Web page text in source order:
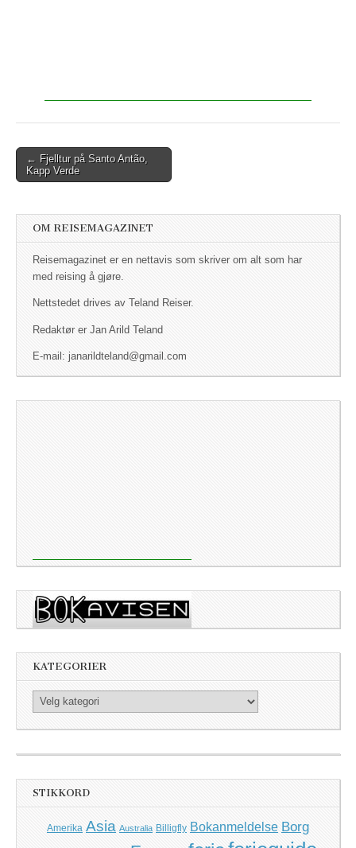
Post navigation
← Fjelltur på Santo Antão,
Kapp Verde
OM REISEMAGAZINET
Reisemagazinet er en nettavis som skriver om alt som har
med reising å gjøre.
Nettstedet drives av Teland Reiser.
Redaktør er Jan Arild Teland
E-mail: janarildteland@gmail.com
KATEGORIER
Kategorier
STIKKORD
Amerika Asia Australia Billigfly Bokanmeldelse Borg